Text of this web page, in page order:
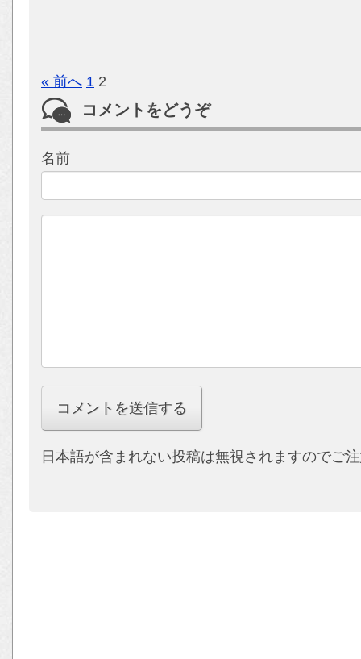
« 前へ 1 2
コメントをどうぞ
名前
日本語が含まれない投稿は無視されますのでご